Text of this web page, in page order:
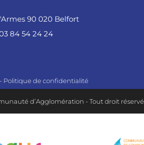
90 020 Belfort
84 54 24 24
- Politique de confidentialité
d’Agglomération - Tout droit réservé